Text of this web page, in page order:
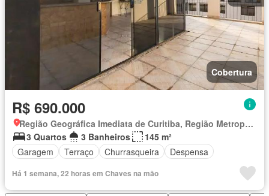
Cobertura
R$ 690.000
Região Geográfica Imediata de Curitiba, Região Metropolitana de Curitiba
3 Quartos
3 Banheiros
145 m²
Garagem
Terraço Churrasqueira Despensa
Há 1 semana, 22 horas em Chaves na mão